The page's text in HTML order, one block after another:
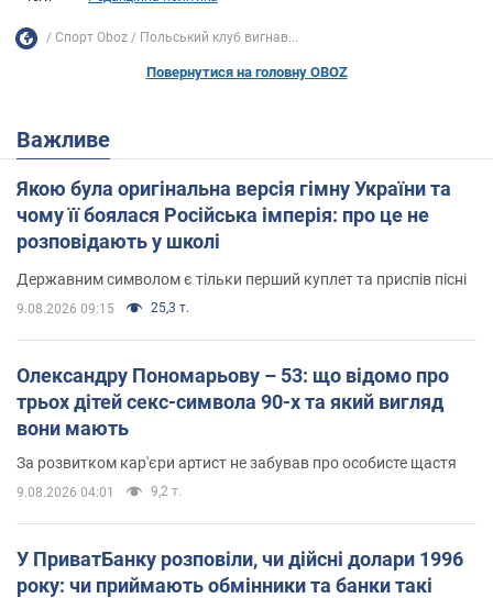
Спорт Oboz Польський клуб вигнав...
Повернутися на головну OBOZ
Важливе
Якою була оригінальна версія гімну України та
чому її боялася Російська імперія: про це не
розповідають у школі
Державним символом є тільки перший куплет та приспів пісні
9.08.2026 09:15 25,3 т.
Олександру Пономарьову – 53: що відомо про
трьох дітей секс-символа 90-х та який вигляд
вони мають
За розвитком кар'єри артист не забував про особисте щастя
9.08.2026 04:01 9,2 т.
У ПриватБанку розповіли, чи дійсні долари 1996
року: чи приймають обмінники та банки такі